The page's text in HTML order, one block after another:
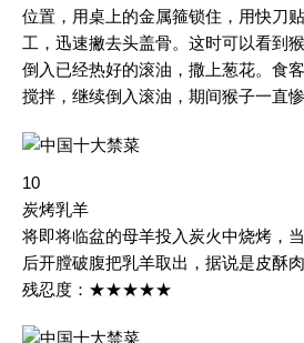
位置，用桌上的金属箍锁住，用快刀
工，迅速撇去头盖骨。这时可以看到
倒入已经热好的滚油，撒上葱花。食
搅拌，继续倒入滚油，期间猴子一直
10
炭烤乳羊
将即将临盆的母羊投入炭火中烧烤，
后开膛破腹把乳羊取出，据说是皮酥
残忍度：★★★★★